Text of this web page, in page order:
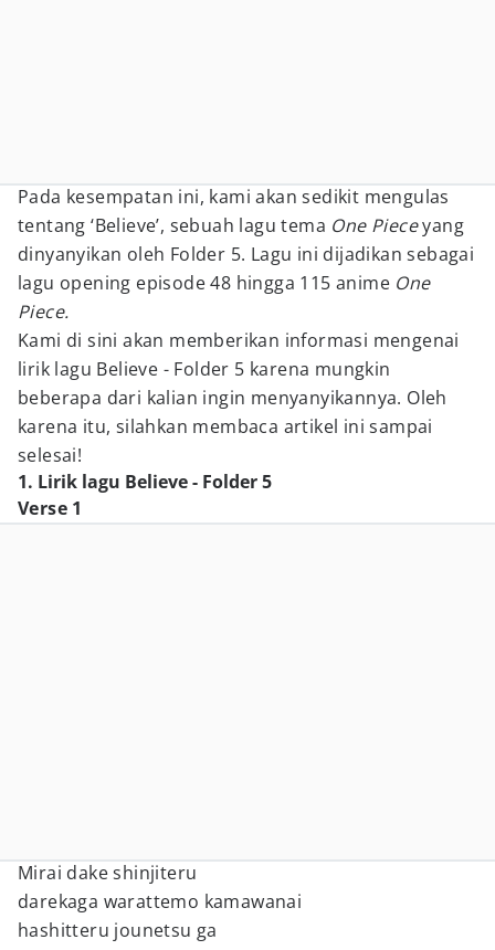
Pada kesempatan ini, kami akan sedikit mengulas
tentang ‘Believe’, sebuah lagu tema One Pieceyang
dinyanyikan oleh Folder 5. Lagu ini dijadikan sebagai
lagu opening episode 48 hingga 115 anime One
Piece.
Kami di sini akan memberikan informasi mengenai
lirik lagu Believe - Folder 5 karena mungkin
beberapa dari kalian ingin menyanyikannya. Oleh
karena itu, silahkan membaca artikel ini sampai
selesai!
1. Lirik lagu Believe - Folder 5
Verse 1
Mirai dake shinjiteru
darekaga warattemo kamawanai
hashitteru jounetsu ga